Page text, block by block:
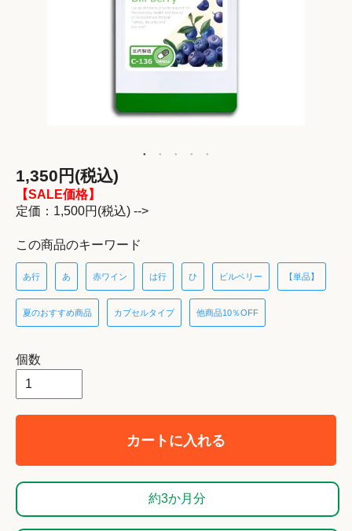
1,350円(税込)
【SALE価格】
定価：1,500円(税込) -->
この商品のキーワード
あ行 あ 赤ワイン は行 ひ ビルベリー 【単品】
夏のおすすめ商品 カプセルタイプ 他商品10％OFF
個数
カートに入れる
約3か月分